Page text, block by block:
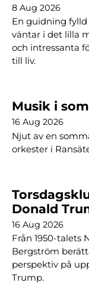
8 Aug 2026
En guidning
väntar i det lilla
och intressanta
till liv.
Musik i
16 Aug 2026
Njut av en
orkester i
Donald
16 Aug 2026
Från 1950-talets
Bergström
perspektiv på
Trump.